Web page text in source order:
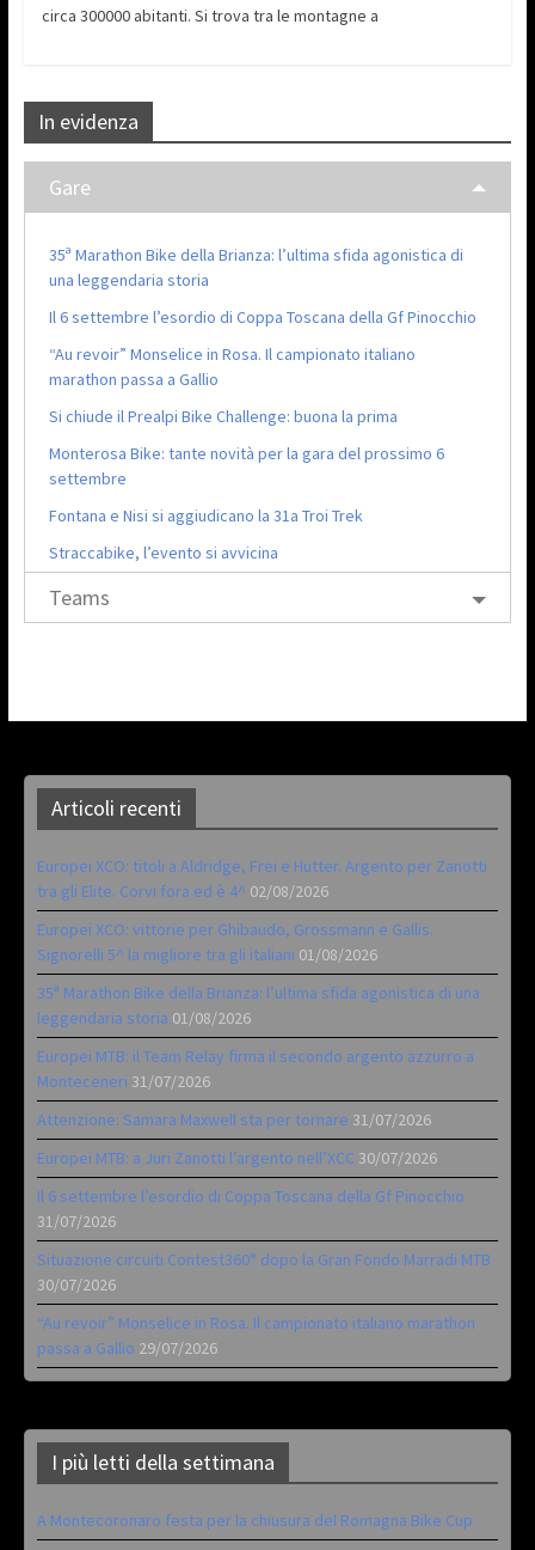
circa 300000 abitanti. Si trova tra le montagne a
In evidenza
Gare
35ª Marathon Bike della Brianza: l’ultima sfida agonistica di
una leggendaria storia
Il 6 settembre l’esordio di Coppa Toscana della Gf Pinocchio
“Au revoir” Monselice in Rosa. Il campionato italiano
marathon passa a Gallio
Si chiude il Prealpi Bike Challenge: buona la prima
Monterosa Bike: tante novità per la gara del prossimo 6
settembre
Fontana e Nisi si aggiudicano la 31a Troi Trek
Straccabike, l’evento si avvicina
Teams
Articoli recenti
Europei XCO: titoli a Aldridge, Frei e Hutter. Argento per Zanotti
tra gli Elite. Corvi fora ed è 4^ 02/08/2026
Europei XCO: vittorie per Ghibaudo, Grossmann e Gallis.
Signorelli 5^ la migliore tra gli italiani 01/08/2026
35ª Marathon Bike della Brianza: l’ultima sfida agonistica di una
leggendaria storia 01/08/2026
Europei MTB: il Team Relay firma il secondo argento azzurro a
Monteceneri 31/07/2026
Attenzione: Samara Maxwell sta per tornare 31/07/2026
Europei MTB: a Juri Zanotti l’argento nell’XCC 30/07/2026
Il 6 settembre l’esordio di Coppa Toscana della Gf Pinocchio
31/07/2026
Situazione circuiti Contest360° dopo la Gran Fondo Marradi MTB
30/07/2026
“Au revoir” Monselice in Rosa. Il campionato italiano marathon
passa a Gallio 29/07/2026
I più letti della settimana
A Montecoronaro festa per la chiusura del Romagna Bike Cup